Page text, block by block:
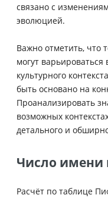
связано с
эволюцией.
Важно отметить, что
могут варьироваться
культурного
быть основано на
Проанализировать
возможных
детального и
Число имени
Расчёт по таблице